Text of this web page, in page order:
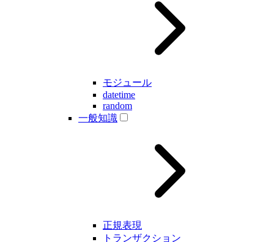
モジュール
datetime
random
一般知識
正規表現
トランザクション